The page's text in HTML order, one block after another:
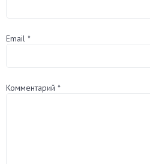
Email *
Комментарий *